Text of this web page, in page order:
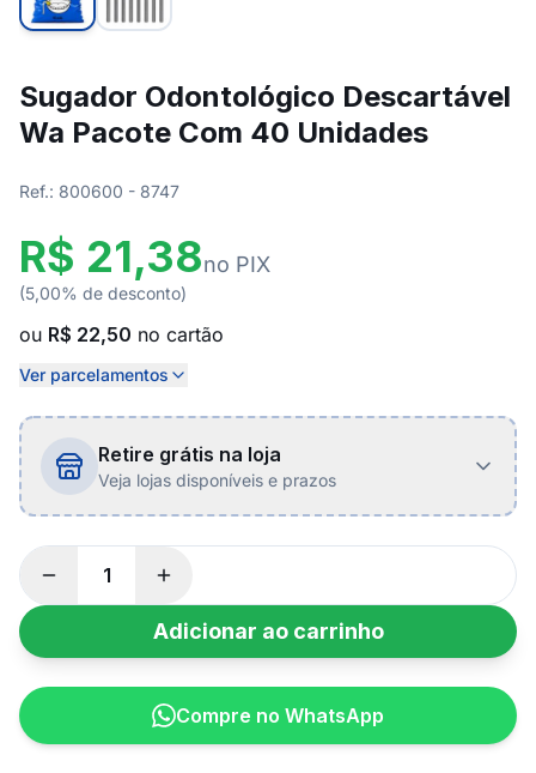
Sugador Odontológico Descartável
Wa Pacote Com 40 Unidades
Ref.: 800600 - 8747
R$ 21,38no PIX
(5,00% de desconto)
ou R$ 22,50 no cartão
Ver parcelamentos
Retire grátis na loja
Veja lojas disponíveis e prazos
Adicionar ao carrinho
Compre no WhatsApp